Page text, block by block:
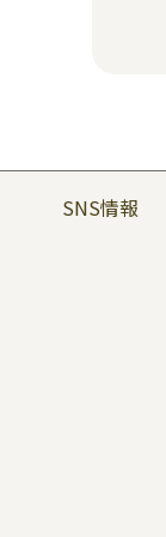
SNS情報